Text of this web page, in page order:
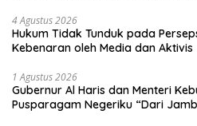
4 Agustus 2026
Hukum Tidak Tunduk pada
Kebenaran oleh Media dan Aktivis
1 Agustus 2026
Gubernur Al Haris dan Menteri
Pusparagam Negeriku “Dari